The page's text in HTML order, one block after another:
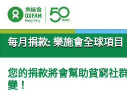
開始主要內容
每月捐款: 樂施會全球項目
您的捐款將會幫助貧窮社
變！